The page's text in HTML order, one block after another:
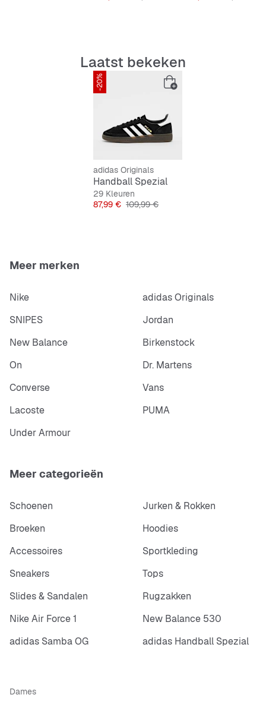
Laatst bekeken
-20%
adidas Originals
Handball Spezial
29 Kleuren
Prijs
87,99 € Originele Prijs
109,99 €
Meer merken
Nike
adidas Originals
SNIPES
Jordan
New Balance
Birkenstock
On
Dr. Martens
Converse
Vans
Lacoste
PUMA
Under Armour
Meer categorieën
Schoenen
Jurken & Rokken
Broeken
Hoodies
Accessoires
Sportkleding
Sneakers
Tops
Slides & Sandalen
Rugzakken
Nike Air Force 1
New Balance 530
adidas Samba OG
adidas Handball Spezial
Dames